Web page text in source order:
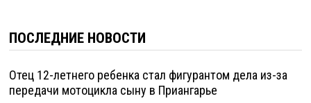
ПОСЛЕДНИЕ НОВОСТИ
Отец 12-летнего ребенка стал фигурантом дела из-за
передачи мотоцикла сыну в Приангарье